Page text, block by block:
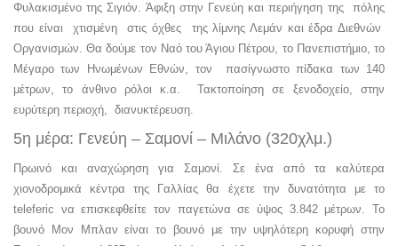
Φυλακισμένο της Σιγιόν. Άφιξη στην Γενεύη και περιήγηση της πόλης
που είναι χτισμένη στις όχθες της λίμνης Λεμάν και έδρα Διεθνών
Οργανισμών. Θα δούμε τον Ναό του Άγιου Πέτρου, το Πανεπιστήμιο, το
Μέγαρο των Ηνωμένων Εθνών, τον πασίγνωστο πίδακα των 140
μέτρων, το άνθινο ρόλοι κ.α. Τακτοποίηση σε ξενοδοχείο, στην
ευρύτερη περιοχή, διανυκτέρευση.
5η μέρα: Γενεύη – Σαμονί – Μιλάνο (320χλμ.)
Πρωινό και αναχώρηση για Σαμονί. Σε ένα από τα καλύτερα
χιονοδρομικά κέντρα της Γαλλίας θα έχετε την δυνατότητα με το
teleferic να επισκεφθείτε τον παγετώνα σε ύψος 3.842 μέτρων. Το
βουνό Μον Μπλαν είναι το βουνό με την υψηλότερη κορυφή στην